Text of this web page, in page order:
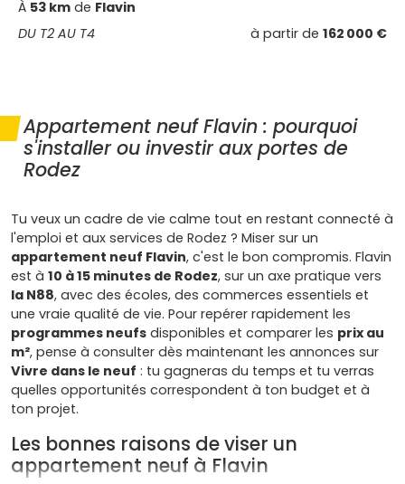
À 53 km de Flavin
DU T2 AU T4
à partir de 162 000 €
Appartement neuf Flavin : pourquoi
s'installer ou investir aux portes de
Rodez
Tu veux un cadre de vie calme tout en restant connecté à
l'emploi et aux services de Rodez ? Miser sur un
appartement neuf Flavin, c'est le bon compromis. Flavin
est à 10 à 15 minutes de Rodez, sur un axe pratique vers
la N88, avec des écoles, des commerces essentiels et
une vraie qualité de vie. Pour repérer rapidement les
programmes neufs disponibles et comparer les prix au
m², pense à consulter dès maintenant les annonces sur
Vivre dans le neuf : tu gagneras du temps et tu verras
quelles opportunités correspondent à ton budget et à
ton projet.
Les bonnes raisons de viser un
appartement neuf à Flavin